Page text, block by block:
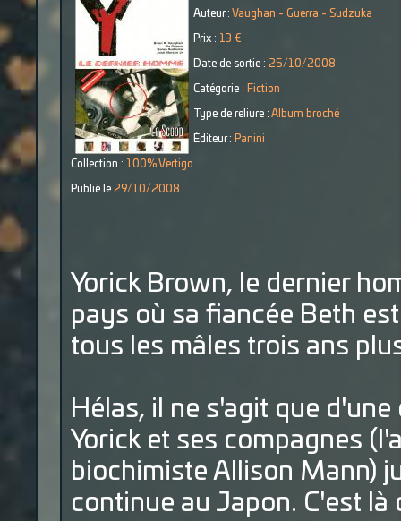
Auteur : Vaughan - Guerra - Sudzuka
Prix : 13 €
Date de sortie : 25/10/2008
Catégorie : Fiction
Type de reliure : Album broché
Éditeur : Panini
Collection : 100% Vertigo
Publié le 29/10/2008
Yorick Brown, le dernier
pays où sa fiancée Beth
tous les mâles trois ans
Hélas, il ne s'agit que
Yorick et ses compagnes
biochimiste Allison Mann)
continue au Japon. C'est